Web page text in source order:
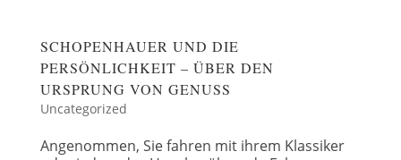
SCHOPENHAUER UND DIE
PERSÖNLICHKEIT – ÜBER DEN
URSPRUNG VON GENUSS
Uncategorized
Angenommen, Sie fahren mit ihrem Klassiker